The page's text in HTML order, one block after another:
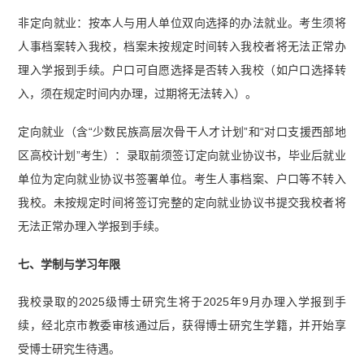
非定向就业：按本人与用人单位双向选择的办法就业。考生须将
人事档案转入我校，档案未按规定时间转入我校者将无法正常办
理入学报到手续。户口可自愿选择是否转入我校（如户口选择转
入，须在规定时间内办理，过期将无法转入）。
定向就业（含“少数民族高层次骨干人才计划”和“对口支援西部地
区高校计划”考生）：录取前须签订定向就业协议书，毕业后就业
单位为定向就业协议书签署单位。考生人事档案、户口等不转入
我校。未按规定时间将签订完整的定向就业协议书提交我校者将
无法正常办理入学报到手续。
七、学制与学习年限
我校录取的2025级博士研究生将于2025年9月办理入学报到手
续，经北京市教委审核通过后，获得博士研究生学籍，并开始享
受博士研究生待遇。